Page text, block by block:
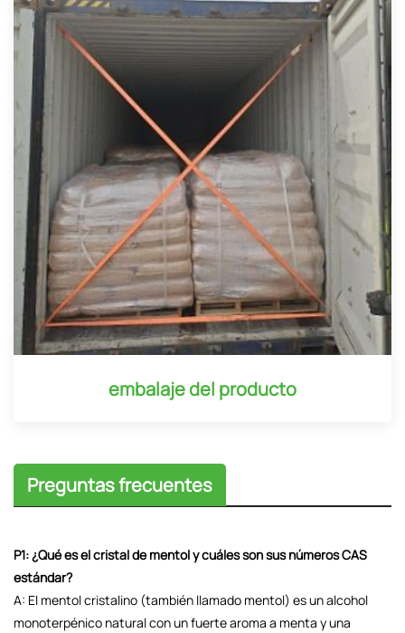
embalaje del producto
Preguntas frecuentes
P1: ¿Qué es el cristal de mentol y cuáles son sus números CAS
estándar?
A: El mentol cristalino (también llamado mentol) es un alcohol
monoterpénico natural con un fuerte aroma a menta y una